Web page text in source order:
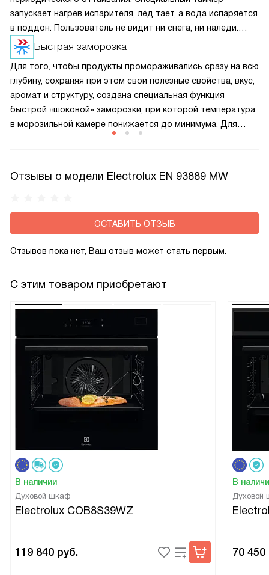
запускает нагрев испарителя, лёд тает, а вода испаряется
в поддон. Пользователь не видит ни снега, ни наледи.
Холодильник работает без потери эффективности,
а продукты не замерзают в комок.
Быстрая заморозка
Для того, чтобы продукты промораживались сразу на всю
глубину, сохраняя при этом свои полезные свойства, вкус,
аромат и структуру, создана специальная функция
быстрой «шоковой» заморозки, при которой температура
в морозильной камере понижается до минимума. Для
Отзывы о модели Electrolux EN 93889 MW
ОСТАВИТЬ ОТЗЫВ
Отзывов пока нет, Ваш отзыв может стать первым.
С этим товаром приобретают
В наличии
Духовой шкаф
Electrolux COB8S39WZ
119 840 руб.
В
Духовой
70 450